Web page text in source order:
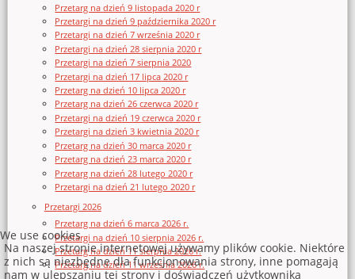
Przetarg na dzień 9 listopada 2020 r
Przetargi na dzień 9 października 2020 r
Przetargi na dzień 7 września 2020 r
Przetargi na dzień 28 sierpnia 2020 r
Przetargi na dzień 7 sierpnia 2020
Przetargi na dzień 17 lipca 2020 r
Przetarg na dzień 10 lipca 2020 r
Przetarg na dzień 26 czerwca 2020 r
Przetargi na dzień 19 czerwca 2020 r
Przetargi na dzień 3 kwietnia 2020 r
Przetarg na dzień 30 marca 2020 r
Przetarg na dzień 23 marca 2020 r
Przetarg na dzień 28 lutego 2020 r
Przetargi na dzień 21 lutego 2020 r
Przetargi 2026
Przetarg na dzień 6 marca 2026 r.
Przetargi na dzień 10 sierpnia 2026 r.
Przetarg na dzień 11 sierpnia 2026 r.
Przetarg na dzień 11 września 2026 r.
We use cookies
Na naszej stronie internetowej używamy plików cookie. Niektóre
z nich są niezbędne dla funkcjonowania strony, inne pomagają
nam w ulepszaniu tej strony i doświadczeń użytkownika